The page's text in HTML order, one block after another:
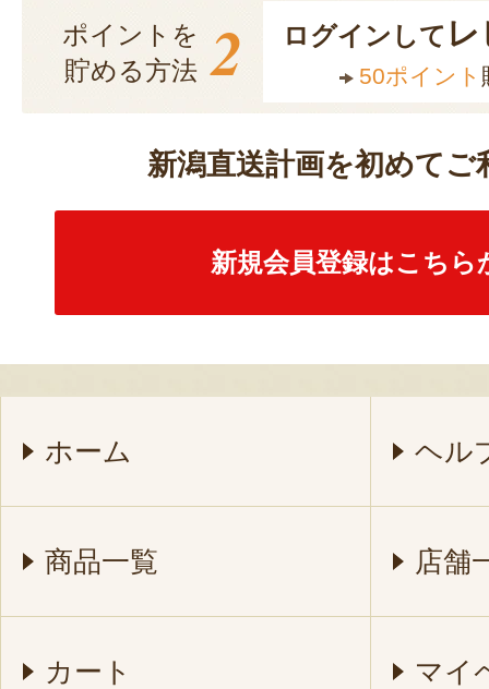
ポイントを
貯める方法 2 ログインして
50ポイント
新潟直送計画を初めてご
新規会員登録はこちら
ホーム ヘル
商品一覧 店舗
カート マイ